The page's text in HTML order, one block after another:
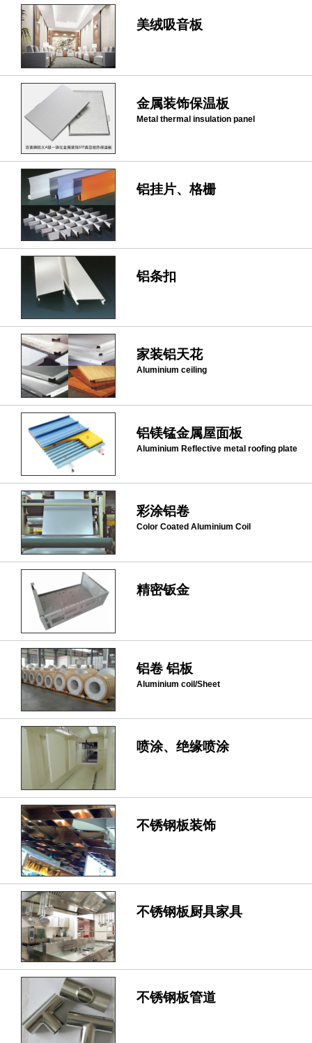
美绒吸音板
金属装饰保温板
Metal thermal insulation panel
铝挂片、格栅
铝条扣
家装铝天花
Aluminium ceiling
铝镁锰金属屋面板
Aluminium Reflective metal roofing plate
彩涂铝卷
Color Coated Aluminium Coil
精密钣金
铝卷 铝板
Aluminium coil/Sheet
喷涂、绝缘喷涂
不锈钢板装饰
不锈钢板厨具家具
不锈钢板管道